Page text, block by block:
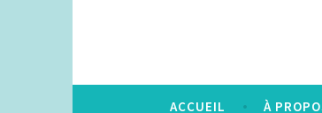
ACCUEIL À